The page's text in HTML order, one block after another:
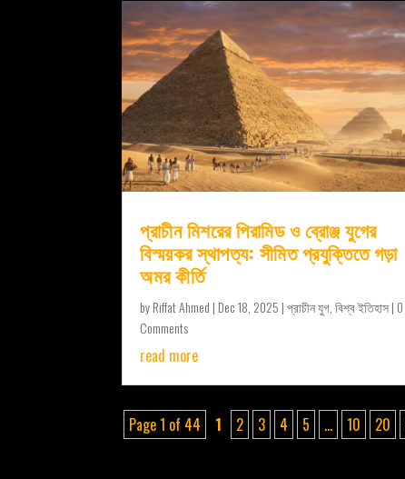
প্রাচীন মিশরের পিরামিড ও ব্রোঞ্জ যুগের
বিস্ময়কর স্থাপত্য: সীমিত প্রযুক্তিতে গড়া
অমর কীর্তি
byRiffat Ahmed | Dec 18, 2025 |প্রাচীন যুগ,বিশ্ব ইতিহাস| 0
Comments
read more
Page 1 of 44 1 2 3 4 5 ... 10 20